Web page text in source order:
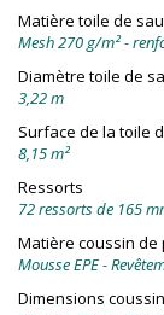
Matière toile de
Mesh 270 g/m² -
Diamètre toile de
3,22 m
Surface de la toile
8,15 m²
Ressorts
72 ressorts de 165
Matière coussin de
Mousse EPE -
Dimensions